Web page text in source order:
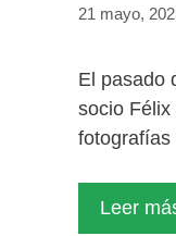
21 mayo,
El pasado
socio Félix
Leer